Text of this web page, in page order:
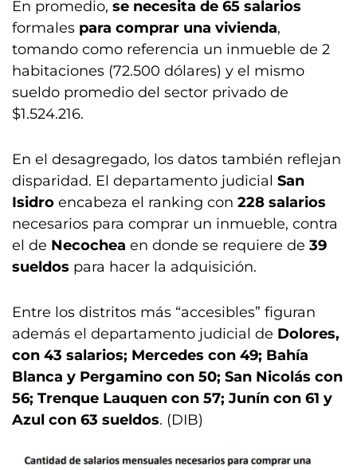
En promedio, se necesita de 65 salarios
formales para comprar una vivienda,
tomando como referencia un inmueble de 2
habitaciones (72.500 dólares) y el mismo
sueldo promedio del sector privado de
$1.524.216.
En el desagregado, los datos también reflejan
disparidad. El departamento judicial San
Isidro encabeza el ranking con 228 salarios
necesarios para comprar un inmueble, contra
el de Necochea en donde se requiere de 39
sueldos para hacer la adquisición.
Entre los distritos más “accesibles” figuran
además el departamento judicial de Dolores,
con 43 salarios; Mercedes con 49; Bahía
Blanca y Pergamino con 50; San Nicolás con
56; Trenque Lauquen con 57; Junín con 61 y
Azul con 63 sueldos. (DIB)